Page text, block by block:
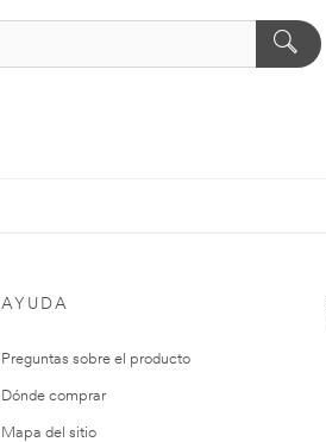
AYUDA
Preguntas sobre el producto
Dónde comprar
Mapa del sitio